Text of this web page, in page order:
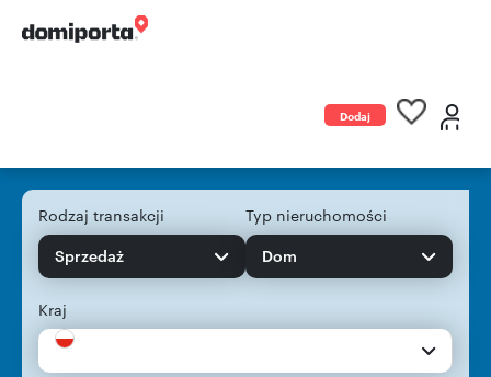
Dodaj
Rodzaj transakcji
Sprzedaż
Typ nieruchomości
Dom
Kraj